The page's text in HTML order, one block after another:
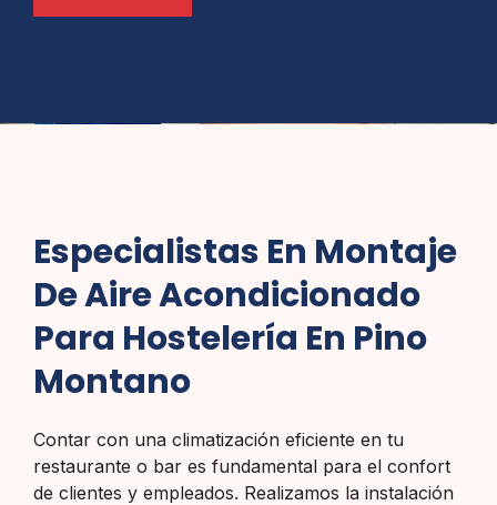
Especialistas En Montaje
De Aire Acondicionado
Para Hostelería En Pino
Montano
Contar con una climatización eficiente en tu
restaurante o bar es fundamental para el confort
de clientes y empleados. Realizamos la instalación